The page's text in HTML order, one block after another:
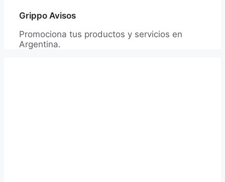
Grippo Avisos
Promociona tus productos y servicios en
Argentina.